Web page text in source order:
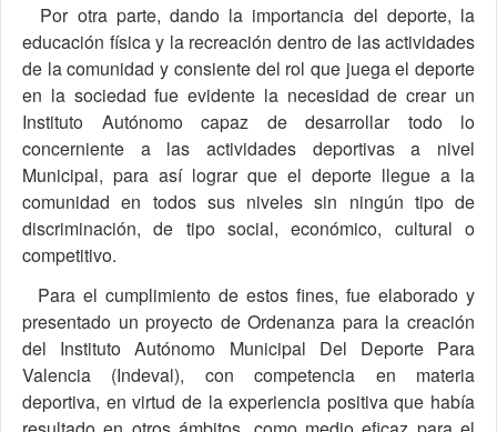
Por otra parte, dando la importancia del deporte, la
educación física y la recreación dentro de las actividades
de la comunidad y consiente del rol que juega el deporte
en la sociedad fue evidente la necesidad de crear un
Instituto Autónomo capaz de desarrollar todo lo
concerniente a las actividades deportivas a nivel
Municipal, para así lograr que el deporte llegue a la
comunidad en todos sus niveles sin ningún tipo de
discriminación, de tipo social, económico, cultural o
competitivo.
Para el cumplimiento de estos fines, fue elaborado y
presentado un proyecto de Ordenanza para la creación
del Instituto Autónomo Municipal Del Deporte Para
Valencia (Indeval), con competencia en materia
deportiva, en virtud de la experiencia positiva que había